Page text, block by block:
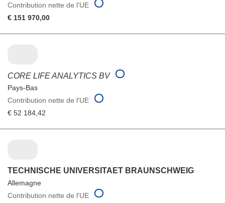
Contribution nette de l'UE
€ 151 970,00
CORE LIFE ANALYTICS BV
Pays-Bas
Contribution nette de l'UE
€ 52 184,42
TECHNISCHE UNIVERSITAET BRAUNSCHWEIG
Allemagne
Contribution nette de l'UE